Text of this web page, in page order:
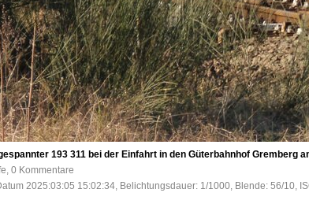
193 311 bei der Einfahrt in den Güterbahnhof Gremberg
0 Kommentare
2025:03:05 15:02:34, Belichtungsdauer: 1/1000, Blende: 56/10,